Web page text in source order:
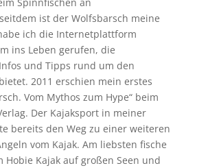
ist der Wolfsbarsch meine
ich die Internetplattform
ins Leben gerufen, die
und Tipps rund um den
2011 erschien mein erstes
Vom Mythos zum Hype“ beim
Der Kajaksport in meiner
bereits den Weg zu einer weiteren
vom Kajak. Am liebsten fische
Hobie Kajak auf großen Seen und